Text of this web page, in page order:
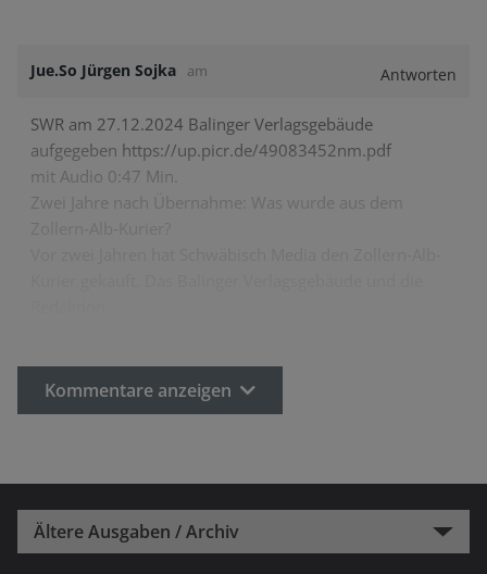
Jue.So Jürgen Sojka am Antworten
SWR am 27.12.2024 Balinger Verlagsgebäude
aufgegeben https://up.picr.de/49083452nm.pdf
mit Audio 0:47 Min.
Zwei Jahre nach Übernahme: Was wurde aus dem
Kommentare anzeigen
Ältere Ausgaben / Archiv